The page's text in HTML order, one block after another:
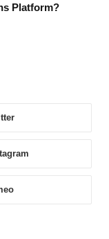
Platform?